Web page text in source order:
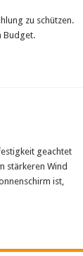
zu schützen.
Budget.
geachtet
stärkeren Wind
ist,